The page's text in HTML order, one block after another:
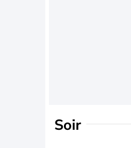
Soir